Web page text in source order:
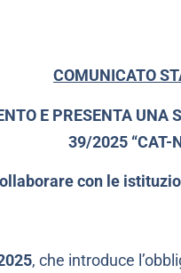
COMUNICATO
E PRESENTA UNA
39/2025 “CAT-
con le
, che introduce